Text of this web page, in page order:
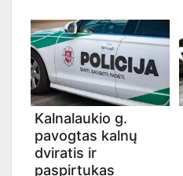
Kalnalaukio g.
pavogtas kalnų
dviratis ir
paspirtukas